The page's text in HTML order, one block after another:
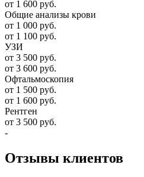
от 1 600 руб.
Общие анализы крови
от 1 000 руб.
от 1 100 руб.
УЗИ
от 3 500 руб.
от 3 600 руб.
Офтальмоскопия
от 1 500 руб.
от 1 600 руб.
Рентген
от 3 500 руб.
-
Отзывы клиентов